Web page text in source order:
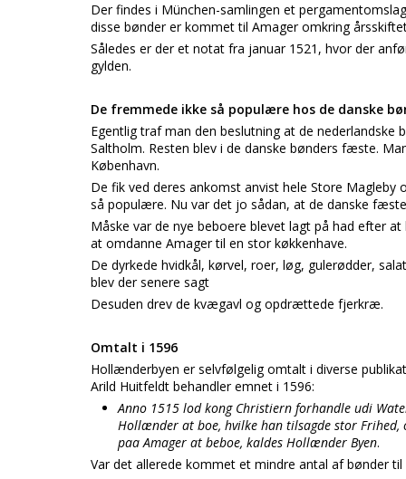
Der findes i München-samlingen et
disse bønder er kommet til Amager omkring
Således er der et notat fra januar 1521, hvor der
gylden.
De fremmede ikke så populære hos de danske
Egentlig traf man den beslutning at de nederlandske
Saltholm. Resten blev i de danske bønders fæste.
København.
De fik ved deres ankomst anvist hele Store
så populære. Nu var det jo sådan, at de danske
Måske var de nye beboere blevet lagt på had efter
at omdanne Amager til en stor køkkenhave.
De dyrkede hvidkål, kørvel, roer, løg, gulerødder,
blev der senere sagt
Desuden drev de kvægavl og opdrættede fjerkræ.
Omtalt i 1596
Hollænderbyen er selvfølgelig omtalt i diverse
Arild Huitfeldt behandler emnet i 1596:
Anno 1515 lod kong Christiern forhandle udi
Hollænder at boe, hvilke han tilsagde stor Frihed,
paa Amager at beboe, kaldes Hollænder Byen.
Var det allerede kommet et mindre antal af bønder til